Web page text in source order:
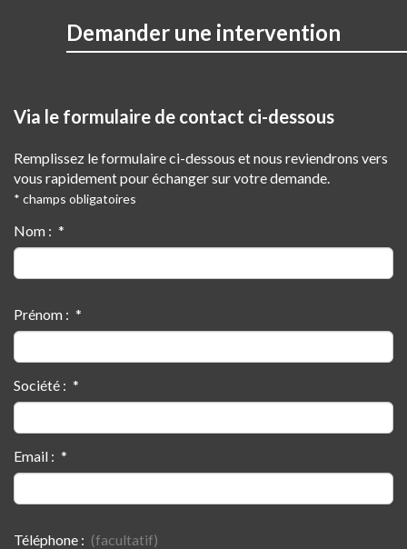
Demander une intervention
Via le formulaire de contact ci-dessous
Remplissez le formulaire ci-dessous et nous reviendrons vers
vous rapidement pour échanger sur votre demande.
* champs obligatoires
Nom :
Prénom :
Société :
Email :
Téléphone :